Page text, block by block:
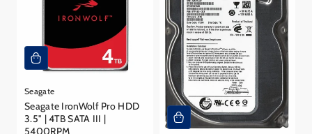
Seagate
Seagate IronWolf Pro HDD
3.5" | 4TB SATA III |
5400RPM